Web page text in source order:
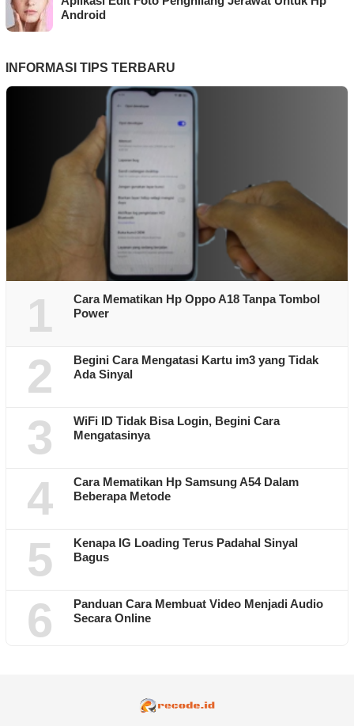
Android
INFORMASI TIPS TERBARU
1
Cara Mematikan Hp Oppo A18 Tanpa Tombol
Power
2
Begini Cara Mengatasi Kartu im3 yang Tidak
Ada Sinyal
3
WiFi ID Tidak Bisa Login, Begini Cara
Mengatasinya
4
Cara Mematikan Hp Samsung A54 Dalam
Beberapa Metode
5
Kenapa IG Loading Terus Padahal Sinyal
Bagus
6
Panduan Cara Membuat Video Menjadi Audio
Secara Online